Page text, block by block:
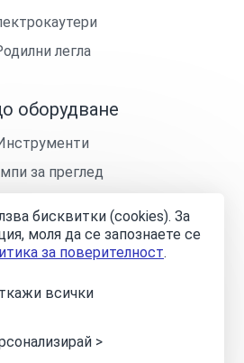
легла
оборудване
за преглед
столчета
Кей Инженеринг Груп“ ООД
Карта на сайта
бисквитки (cookies). За
моля да се запознаете се
за поверителност.
всички
>